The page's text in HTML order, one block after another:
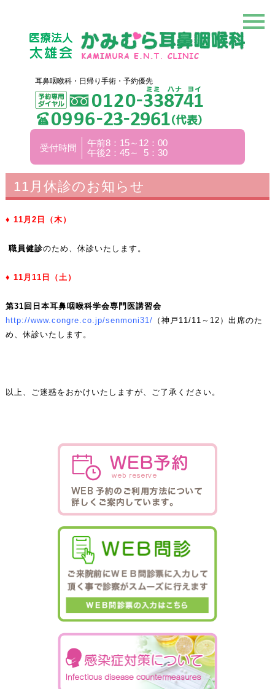
耳鼻咽喉科・日帰り手術・予約優先
受付時間
午前8：15～12：00
午後2：45～ 5：30
11月休診のお知らせ
♦ 11月2 日（木）
職員健診のため、休診いたします。
♦ 11月11 日（土）
第31 回日本耳鼻咽喉科学会専門医講習会
http://www.congre.co.jp/senmoni31/ （神戸11/11～12）出席のた
め、休診いたします。
以上、ご迷惑をおかけいたしますが、ご了承ください。